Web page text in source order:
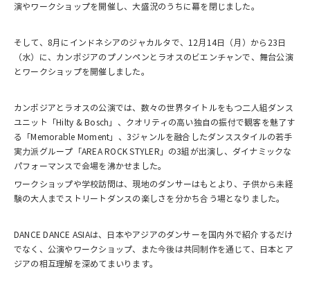
演やワークショップを開催し、大盛況のうちに幕を閉じました。
そして、8月にインドネシアのジャカルタで、12月14日（月）から23日
（水）に、カンボジアのプノンペンとラオスのビエンチャンで、舞台公演
とワークショップを開催しました。
カンボジアとラオスの公演では、数々の世界タイトルをもつ二人組ダンス
ユニット「Hilty & Bosch」、クオリティの高い独自の振付で観客を魅了す
る「Memorable Moment」、3ジャンルを融合したダンススタイルの若手
実力派グループ「AREA ROCK STYLER」の3組が出演し、ダイナミックな
パフォーマンスで会場を沸かせました。
ワークショップや学校訪問は、現地のダンサーはもとより、子供から未経
験の大人までストリートダンスの楽しさを分かち合う場となりました。
DANCE DANCE ASIAは、日本やアジアのダンサーを国内外で紹介するだけ
でなく、公演やワークショップ、また今後は共同制作を通じて、日本とア
ジアの相互理解を深めてまいります。